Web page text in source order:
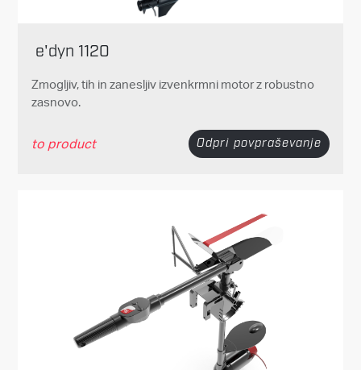
e'dyn 1120
Zmogljiv, tih in zanesljiv izvenkrmni motor z robustno
zasnovo.
to product Odpri povpraševanje